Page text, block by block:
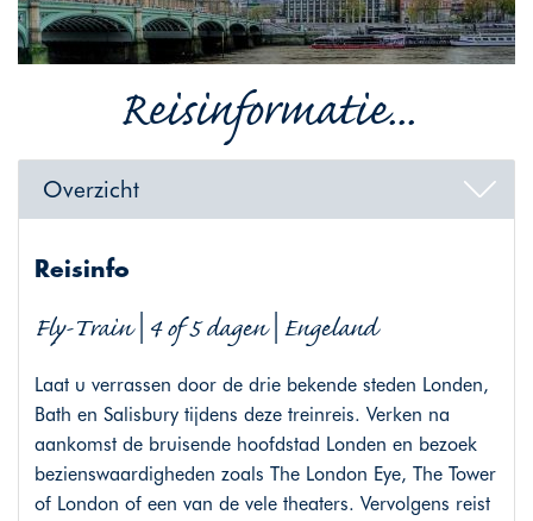
Reisinformatie...
Overzicht
Reisinfo
Fly-Train | 4 of 5 dagen | Engeland
Laat u verrassen door de drie bekende steden Londen,
Bath en Salisbury tijdens deze treinreis. Verken na
aankomst de bruisende hoofdstad Londen en bezoek
bezienswaardigheden zoals The London Eye, The Tower
of London of een van de vele theaters. Vervolgens reist